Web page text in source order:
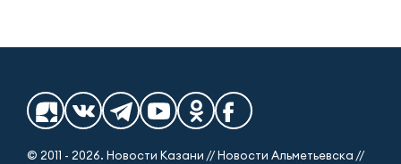
© 2011 - 2026. Новости Казани // Новости Альметьевска //